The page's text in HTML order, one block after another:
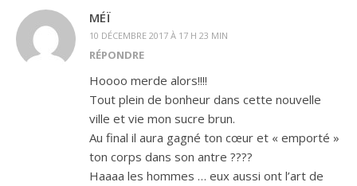
MÉÏ
10 DÉCEMBRE 2017 À 17 H 23 MIN
RÉPONDRE
Hoooo merde alors!!!!
Tout plein de bonheur dans cette nouvelle
ville et vie mon sucre brun.
Au final il aura gagné ton cœur et « emporté »
ton corps dans son antre ????
Haaaa les hommes … eux aussi ont l’art de